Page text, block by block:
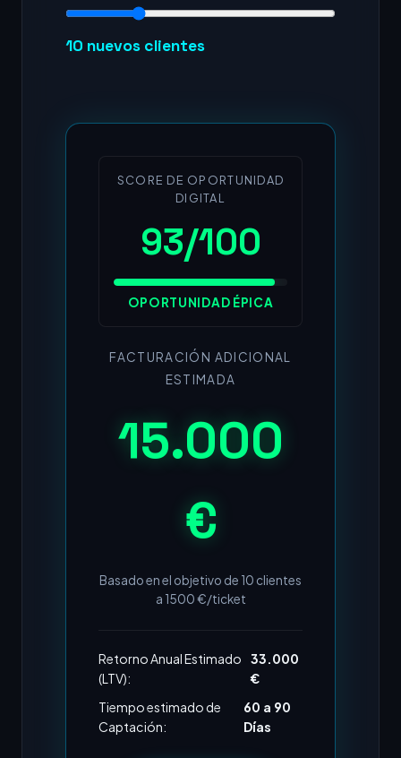
10 nuevos clientes
SCORE DE OPORTUNIDAD
DIGITAL
93/100
OPORTUNIDAD ÉPICA
FACTURACIÓN ADICIONAL
ESTIMADA
15.000
€
Basado en el objetivo de 10 clientes
a 1500€/ticket
Retorno Anual Estimado
(LTV):
33.000
€
Tiempo estimado de
Captación:
60 a 90
Días